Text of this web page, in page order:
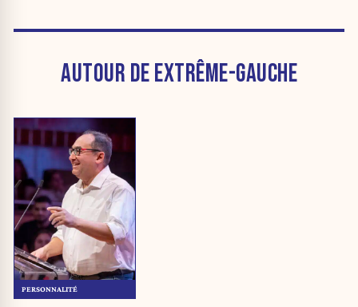
AUTOUR DE EXTRÊME-GAUCHE
PERSONNALITÉ